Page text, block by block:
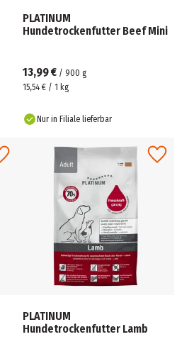
PLATINUM
Hundetrockenfutter Beef Mini
13,99 € / 900 g
15,54 € / 1 kg
Nur in Filiale lieferbar
PLATINUM
Hundetrockenfutter Lamb